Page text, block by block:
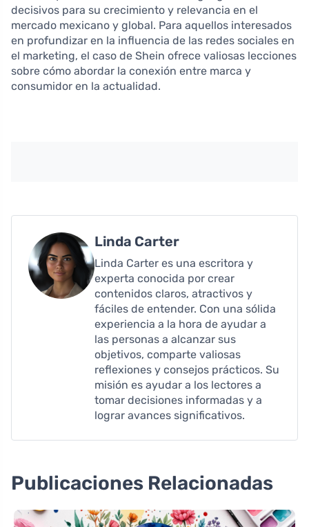
decisivos para su crecimiento y relevancia en el
mercado mexicano y global. Para aquellos interesados
en profundizar en la influencia de las redes sociales en
el marketing, el caso de Shein ofrece valiosas lecciones
sobre cómo abordar la conexión entre marca y
consumidor en la actualidad.
Linda Carter
Linda Carter es una escritora y
experta conocida por crear
contenidos claros, atractivos y
fáciles de entender. Con una sólida
experiencia a la hora de ayudar a
las personas a alcanzar sus
objetivos, comparte valiosas
reflexiones y consejos prácticos. Su
misión es ayudar a los lectores a
tomar decisiones informadas y a
lograr avances significativos.
Publicaciones Relacionadas